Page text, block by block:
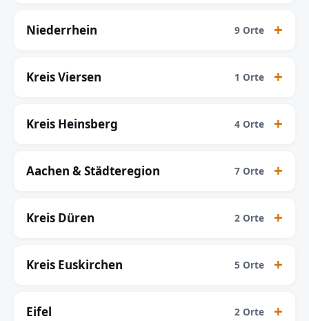
Niederrhein 9 Orte
Kreis Viersen 1 Orte
Kreis Heinsberg 4 Orte
Aachen & Städteregion 7 Orte
Kreis Düren 2 Orte
Kreis Euskirchen 5 Orte
Eifel 2 Orte